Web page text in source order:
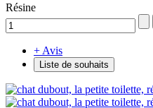
Résine
+ Avis
Liste de souhaits